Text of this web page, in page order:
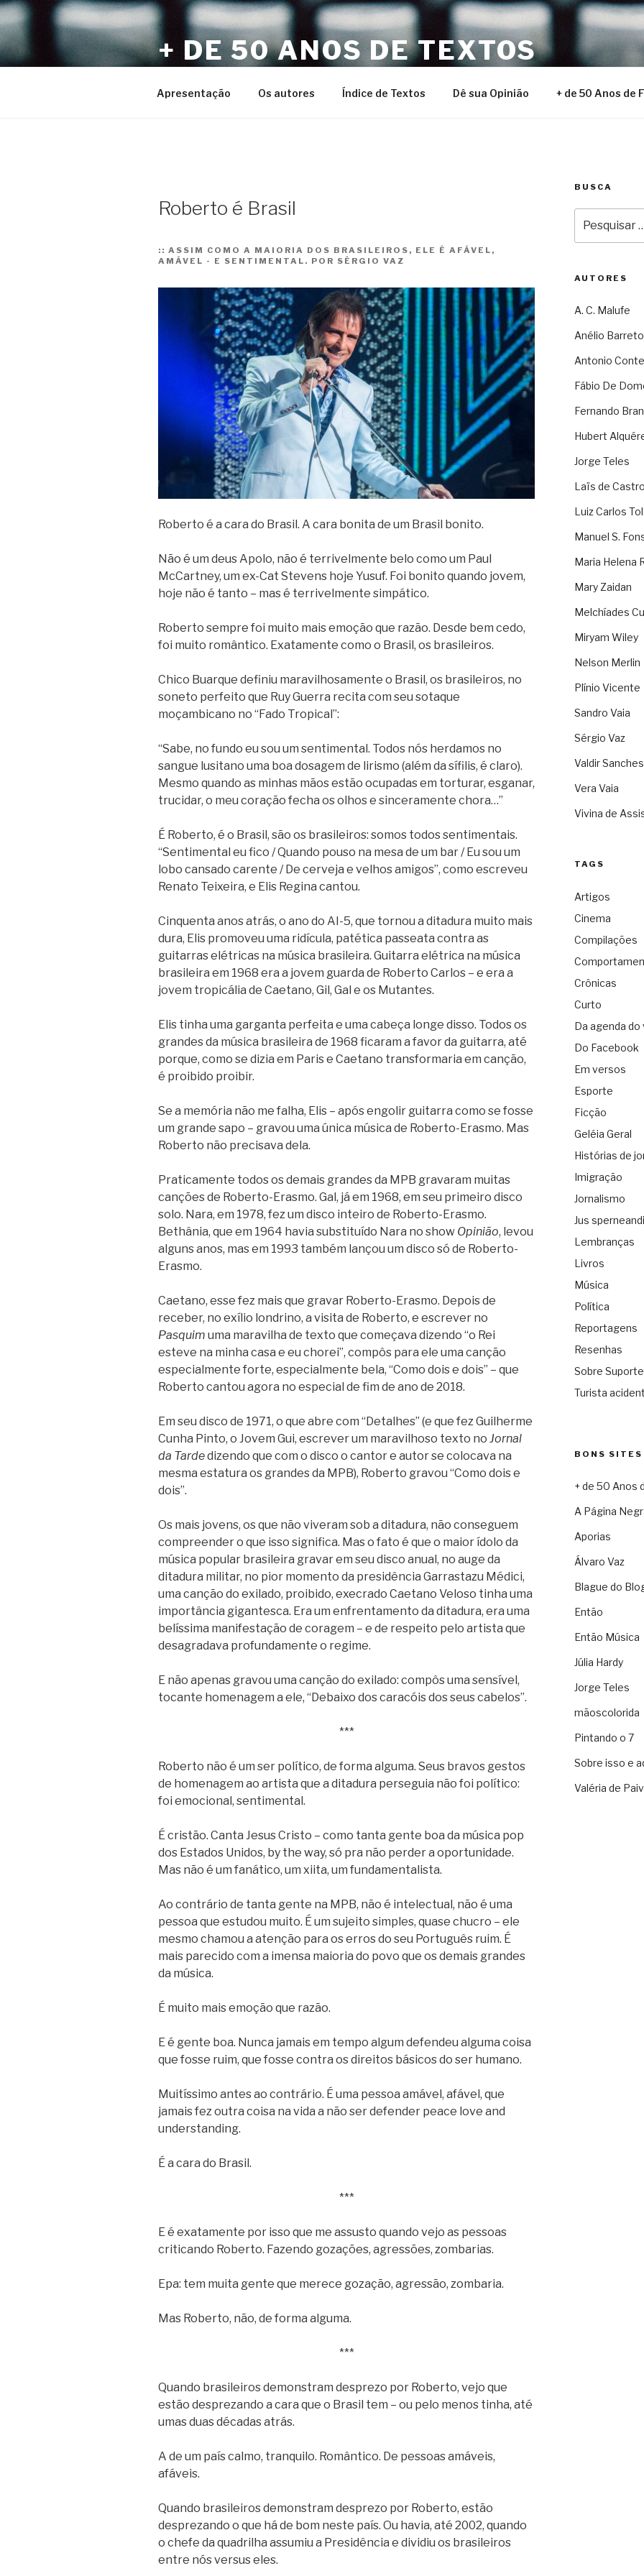
Pular
para
o
conteúdo
+ DE 50 ANOS DE TEXTOS
Apresentação Os autores Índice de Textos Dê sua Opinião + de 50 Anos de
Roberto é Brasil
:: ASSIM COMO A MAIORIA DOS BRASILEIROS, ELE É AFÁVEL,
AMÁVEL - E SENTIMENTAL. POR SÉRGIO VAZ
Roberto é a cara do Brasil. A cara bonita de um Brasil bonito.
Não é um deus Apolo, não é terrivelmente belo como um Paul
McCartney, um ex-Cat Stevens hoje Yusuf. Foi bonito quando jovem,
hoje não é tanto – mas é terrivelmente simpático.
Roberto sempre foi muito mais emoção que razão. Desde bem cedo,
foi muito romântico. Exatamente como o Brasil, os brasileiros.
Chico Buarque definiu maravilhosamente o Brasil, os brasileiros, no
soneto perfeito que Ruy Guerra recita com seu sotaque
moçambicano no “Fado Tropical”:
“Sabe, no fundo eu sou um sentimental. Todos nós herdamos no
sangue lusitano uma boa dosagem de lirismo (além da sífilis, é claro).
Mesmo quando as minhas mãos estão ocupadas em torturar, esganar,
trucidar, o meu coração fecha os olhos e sinceramente chora…”
É Roberto, é o Brasil, são os brasileiros: somos todos sentimentais.
“Sentimental eu fico / Quando pouso na mesa de um bar / Eu sou um
lobo cansado carente / De cerveja e velhos amigos”, como escreveu
Renato Teixeira, e Elis Regina cantou.
Cinquenta anos atrás, o ano do AI-5, que tornou a ditadura muito mais
dura, Elis promoveu uma ridícula, patética passeata contra as
guitarras elétricas na música brasileira. Guitarra elétrica na música
brasileira em 1968 era a jovem guarda de Roberto Carlos – e era a
jovem tropicália de Caetano, Gil, Gal e os Mutantes.
Elis tinha uma garganta perfeita e uma cabeça longe disso. Todos os
grandes da música brasileira de 1968 ficaram a favor da guitarra, até
porque, como se dizia em Paris e Caetano transformaria em canção,
é proibido proibir.
Se a memória não me falha, Elis – após engolir guitarra como se fosse
um grande sapo – gravou uma única música de Roberto-Erasmo. Mas
Roberto não precisava dela.
Praticamente todos os demais grandes da MPB gravaram muitas
canções de Roberto-Erasmo. Gal, já em 1968, em seu primeiro disco
solo. Nara, em 1978, fez um disco inteiro de Roberto-Erasmo.
Bethânia, que em 1964 havia substituído Nara no show Opinião, levou
alguns anos, mas em 1993 também lançou um disco só de Roberto-
Erasmo.
Caetano, esse fez mais que gravar Roberto-Erasmo. Depois de
receber, no exílio londrino, a visita de Roberto, e escrever no
Pasquim uma maravilha de texto que começava dizendo “o Rei
esteve na minha casa e eu chorei”, compôs para ele uma canção
especialmente forte, especialmente bela, “Como dois e dois” – que
Roberto cantou agora no especial de fim de ano de 2018.
Em seu disco de 1971, o que abre com “Detalhes” (e que fez Guilherme
Cunha Pinto, o Jovem Gui, escrever um maravilhoso texto no Jornal
da Tardedizendo que com o disco o cantor e autor se colocava na
mesma estatura os grandes da MPB), Roberto gravou “Como dois e
dois”.
Os mais jovens, os que não viveram sob a ditadura, não conseguem
compreender o que isso significa. Mas o fato é que o maior ídolo da
música popular brasileira gravar em seu disco anual, no auge da
ditadura militar, no pior momento da presidência Garrastazu Médici,
uma canção do exilado, proibido, execrado Caetano Veloso tinha uma
importância gigantesca. Era um enfrentamento da ditadura, era uma
belíssima manifestação de coragem – e de respeito pelo artista que
desagradava profundamente o regime.
E não apenas gravou uma canção do exilado: compôs uma sensível,
tocante homenagem a ele, “Debaixo dos caracóis dos seus cabelos”.
***
Roberto não é um ser político, de forma alguma. Seus bravos gestos
de homenagem ao artista que a ditadura perseguia não foi político:
foi emocional, sentimental.
É cristão. Canta Jesus Cristo – como tanta gente boa da música pop
dos Estados Unidos, by the way, só pra não perder a oportunidade.
Mas não é um fanático, um xiita, um fundamentalista.
Ao contrário de tanta gente na MPB, não é intelectual, não é uma
pessoa que estudou muito. É um sujeito simples, quase chucro – ele
mesmo chamou a atenção para os erros do seu Português ruim. É
mais parecido com a imensa maioria do povo que os demais grandes
da música.
É muito mais emoção que razão.
E é gente boa. Nunca jamais em tempo algum defendeu alguma coisa
que fosse ruim, que fosse contra os direitos básicos do ser humano.
Muitíssimo antes ao contrário. É uma pessoa amável, afável, que
jamais fez outra coisa na vida a não ser defender peace love and
understanding.
É a cara do Brasil.
***
E é exatamente por isso que me assusto quando vejo as pessoas
criticando Roberto. Fazendo gozações, agressões, zombarias.
Epa: tem muita gente que merece gozação, agressão, zombaria.
Mas Roberto, não, de forma alguma.
***
Quando brasileiros demonstram desprezo por Roberto, vejo que
estão desprezando a cara que o Brasil tem – ou pelo menos tinha, até
umas duas décadas atrás.
A de um país calmo, tranquilo. Romântico. De pessoas amáveis,
afáveis.
Quando brasileiros demonstram desprezo por Roberto, estão
desprezando o que há de bom neste país. Ou havia, até 2002, quando
o chefe da quadrilha assumiu a Presidência e dividiu os brasileiros
entre nós versus eles.
BUSCA
por:
AUTORES
A. C. Malufe
Anélio Barreto
Antonio
Fábio De
Fernando
Hubert
Jorge Teles
Laïs de Castro
Luiz Carlos
Manuel S.
Maria Helena
Mary Zaidan
Melchíades
Miryam Wiley
Nelson Merlin
Plínio Vicente
Sandro Vaia
Sérgio Vaz
Valdir Sanches
Vera Vaia
Vivina de
TAGS
Artigos
Cinema
Compilações
Crônicas
Curto
Da agenda do
Do Facebook
Em versos
Esporte
Ficção
Geléia Geral
Histórias de
Imigração
Jornalismo
Jus sperneandi
Lembranças
Livros
Música
Política
Reportagens
Resenhas
Sobre
Turista
BONS SITES
+ de 50 Anos
A Página
Aporias
Álvaro Vaz
Blague do
Então
Então Música
Júlia Hardy
Jorge Teles
mãoscolorida
Pintando o 7
Sobre isso e
Valéria de